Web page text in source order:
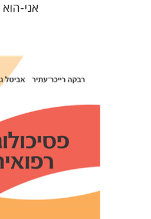
אני-הוא
אביטל גרשפלד-ליטוין